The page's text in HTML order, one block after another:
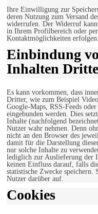
Ihre Einwilligung zur
deren Nutzung zum Versand
widerrufen. Der Widerruf
in Ihrem Profilbereich oder
Kontaktmöglichkeiten erfolgen.
Einbindung
Inhalten
Es kann vorkommen, dass
Dritter, wie zum Beispiel
Google-Maps, RSS-Feeds
eingebunden werden. Dies
Inhalte (nachfolgend
Nutzer wahr nehmen. Denn
nicht an den Browser des
damit für die Darstellung
nur solche Inhalte zu
lediglich zur Auslieferung der
keinen Einfluss darauf, falls
statistische Zwecke
Nutzer darüber auf.
Cookies